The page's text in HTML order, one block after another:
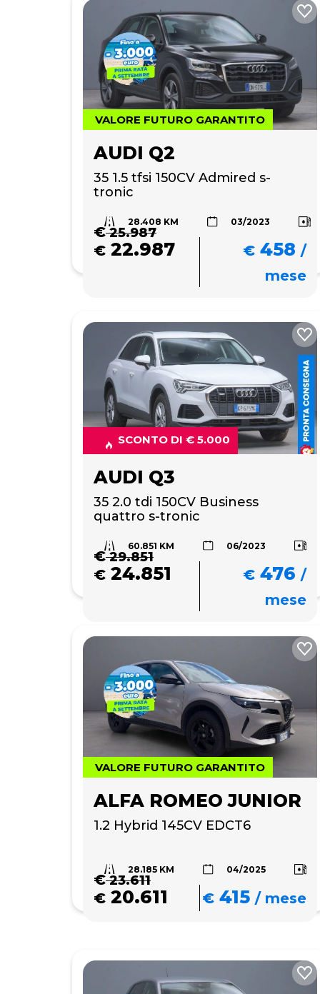
VALORE FUTURO GARANTITO
AUDI Q2
35 1.5 tfsi 150CV Admired s-
tronic
28.408 KM 03/2023
€25.987
€ 22.987 € 458 /
mese
SCONTO DI € 5.000
AUDI Q3
35 2.0 tdi 150CV Business
quattro s-tronic
60.851 KM 06/2023
€29.851
€ 24.851 € 476 /
mese
VALORE FUTURO GARANTITO
ALFA ROMEO JUNIOR
1.2 Hybrid 145CV EDCT6
28.185 KM 04/2025
€23.611
€ 20.611 € 415 / mese